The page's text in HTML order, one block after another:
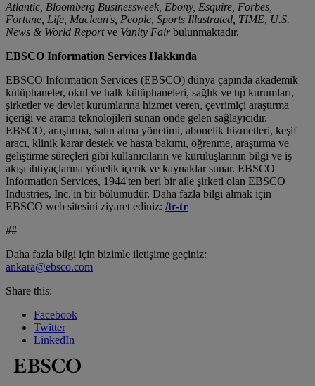
Atlantic, Bloomberg Businessweek, Ebony, Esquire, Forbes,
Fortune, Life, Maclean's, People, Sports Illustrated, TIME, U.S.
News & World Reportve Vanity Fairbulunmaktadır.
EBSCO Information Services Hakkında
EBSCO Information Services (EBSCO) dünya çapında akademik
kütüphaneler, okul ve halk kütüphaneleri, sağlık ve tıp kurumları,
şirketler ve devlet kurumlarına hizmet veren, çevrimiçi araştırma
içeriği ve arama teknolojileri sunan önde gelen sağlayıcıdır.
EBSCO, araştırma, satın alma yönetimi, abonelik hizmetleri, keşif
aracı, klinik karar destek ve hasta bakımı, öğrenme, araştırma ve
geliştirme süreçleri gibi kullanıcıların ve kuruluşlarının bilgi ve iş
akışı ihtiyaçlarına yönelik içerik ve kaynaklar sunar. EBSCO
Information Services, 1944'ten beri bir aile şirketi olan EBSCO
Industries, Inc.'in bir bölümüdür. Daha fazla bilgi almak için
EBSCO web sitesini ziyaret ediniz: /tr-tr
##
Daha fazla bilgi için bizimle iletişime geçiniz:
ankara@ebsco.com
Share this:
Facebook
Twitter
LinkedIn